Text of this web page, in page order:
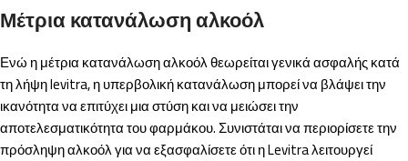
Μέτρια κατανάλωση αλκοόλ
Ενώ η μέτρια κατανάλωση αλκοόλ θεωρείται γενικά ασφαλής κατά
τη λήψη levitra, η υπερβολική κατανάλωση μπορεί να βλάψει την
ικανότητα να επιτύχει μια στύση και να μειώσει την
αποτελεσματικότητα του φαρμάκου. Συνιστάται να περιορίσετε την
πρόσληψη αλκοόλ για να εξασφαλίσετε ότι η Levitra λειτουργεί